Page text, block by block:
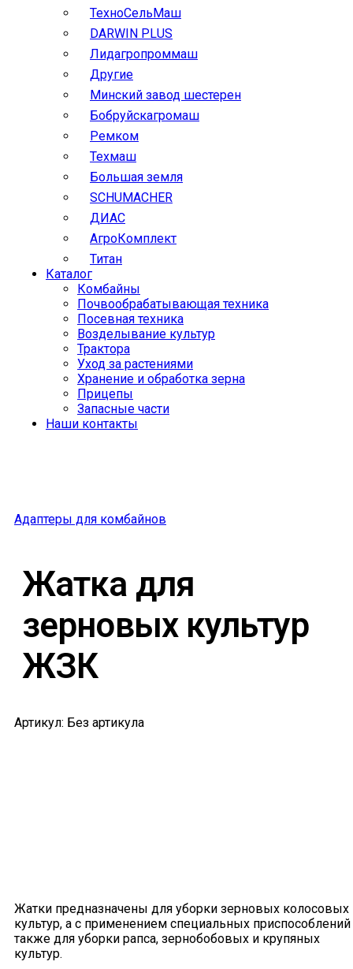
ТехноСельМаш
DARWIN PLUS
Лидагропроммаш
Другие
Минский завод шестерен
Бобруйскагромаш
Ремком
Техмаш
Большая земля
SCHUMACHER
ДИАС
АгроКомплект
Титан
Каталог
Комбайны
Почвообрабатывающая техника
Посевная техника
Возделывание культур
Трактора
Уход за растениями
Хранение и обработка зерна
Прицепы
Запасные части
Наши контакты
Адаптеры для комбайнов
Жатка для
зерновых культур
ЖЗК
Артикул: Без артикула
Жатки предназначены для уборки зерновых колосовых
культур, а с применением специальных приспособлений
также для уборки рапса, зернобобовых и крупяных
культур.